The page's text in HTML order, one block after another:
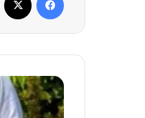
#طليقة
أحمد
الفيشاوي